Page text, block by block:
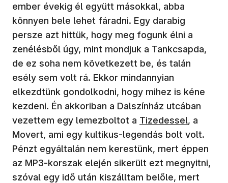
ember évekig él együtt másokkal, abba
könnyen bele lehet fáradni. Egy darabig
persze azt hittük, hogy meg fogunk élni a
zenélésből úgy, mint mondjuk a Tankcsapda,
de ez soha nem következett be, és talán
esély sem volt rá. Ekkor mindannyian
elkezdtünk gondolkodni, hogy mihez is kéne
kezdeni. Én akkoriban a Dalszínház utcában
vezettem egy lemezboltot a Tizedessel, a
Movert, ami egy kultikus-legendás bolt volt.
Pénzt egyáltalán nem kerestünk, mert éppen
az MP3-korszak elején sikerült ezt megnyitni,
szóval egy idő után kiszálltam belőle, mert